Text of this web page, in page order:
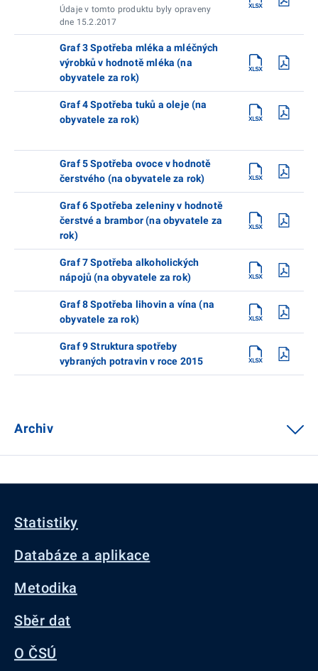
Údaje v tomto produktu byly opraveny
dne 15.2.2017
Graf 3 Spotřeba mléka a mléčných
výrobků v hodnotě mléka (na
obyvatele za rok)
Graf 4 Spotřeba tuků a oleje (na
obyvatele za rok)
Graf 5 Spotřeba ovoce v hodnotě
čerstvého (na obyvatele za rok)
Graf 6 Spotřeba zeleniny v hodnotě
čerstvé a brambor (na obyvatele za
rok)
Graf 7 Spotřeba alkoholických
nápojů (na obyvatele za rok)
Graf 8 Spotřeba lihovin a vína (na
obyvatele za rok)
Graf 9 Struktura spotřeby
vybraných potravin v roce 2015
Archiv
Statistiky
Databáze a aplikace
Metodika
Sběr dat
O ČSÚ